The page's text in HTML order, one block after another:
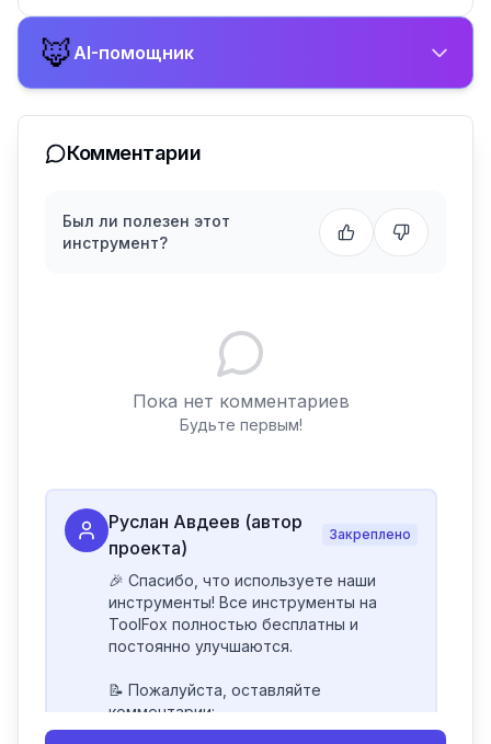
🦊AI-помощник
Комментарии
Был ли полезен этот
инструмент?
Пока нет комментариев
Будьте первым!
Руслан Авдеев (автор
проекта)
Закреплено
🎉 Спасибо, что используете наши
инструменты! Все инструменты на
ToolFox полностью бесплатны и
постоянно улучшаются.
📝 Пожалуйста, оставляйте
комментарии:
- Если инструмент работает